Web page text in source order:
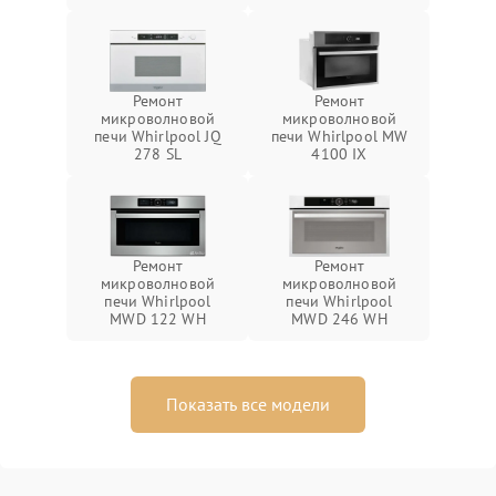
Ремонт
микроволновой
печи Whirlpool JQ
278 SL
Ремонт
микроволновой
печи Whirlpool MW
4100 IX
Ремонт
микроволновой
печи Whirlpool
MWD 122 WH
Ремонт
микроволновой
печи Whirlpool
MWD 246 WH
Показать все модели